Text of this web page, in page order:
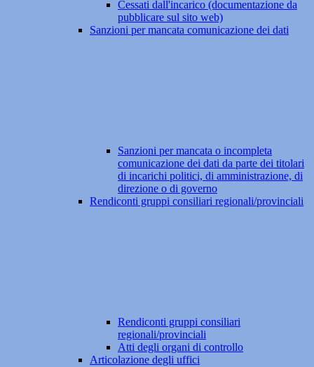
Cessati dall'incarico (documentazione da
pubblicare sul sito web)
Sanzioni per mancata comunicazione dei dati
Sanzioni per mancata o incompleta
comunicazione dei dati da parte dei titolari
di incarichi politici, di amministrazione, di
direzione o di governo
Rendiconti gruppi consiliari regionali/provinciali
Rendiconti gruppi consiliari
regionali/provinciali
Atti degli organi di controllo
Articolazione degli uffici